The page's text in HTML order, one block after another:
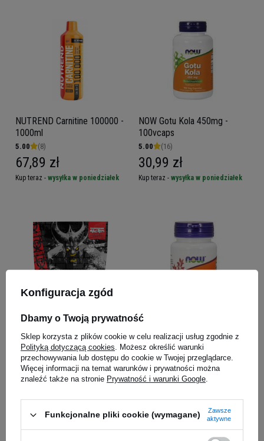
NUTREND Carnitine 100000 -
1000ml
5.00 (8)
67,89 zł
Kup teraz - wysyłka w poniedziałek
NOW Gotu Kola 450mg -
100vcaps
5.00 (16)
30,99 zł
Kup teraz - wysyłka w poniedziałek
1000g
62,79 zł
100mg - 30vegcaps
5.00 (5)
39,59 zł
Konfiguracja zgód
Dbamy o Twoją prywatność
Sklep korzysta z plików cookie w celu realizacji usług zgodnie z
Polityką dotyczącą cookies. Możesz określić warunki
przechowywania lub dostępu do cookie w Twojej przeglądarce.
Więcej informacji na temat warunków i prywatności można
znaleźć także na stronie Prywatność i warunki Google.
Funkcjonalne pliki cookie (wymagane)
Zawsze
aktywne